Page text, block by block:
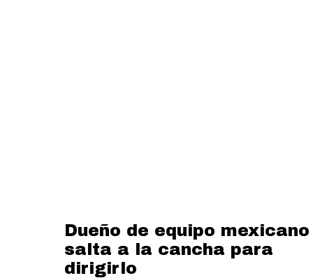
Dueño de equipo mexicano
salta a la cancha para
dirigirlo